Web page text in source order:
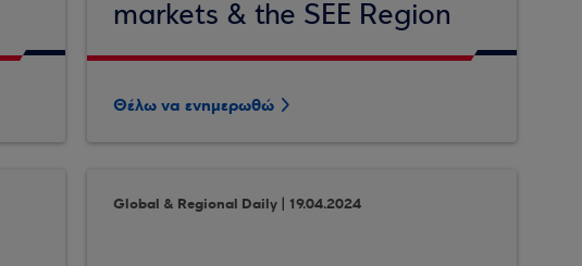
markets & the SEE Region
Θέλω να ενημερωθώ
Global & Regional Daily | 19.04.2024